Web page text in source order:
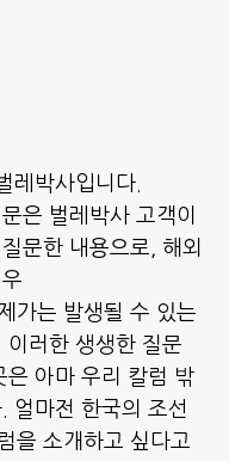
레박사입니다.
은 벌레박사 고객이
문한 내용으로, 해외
가는 발생될 수 있는
이러한 생생한 질문
은 아마 우리 칼럼 밖
얼마전 한국의 조선
을 소개하고 싶다고